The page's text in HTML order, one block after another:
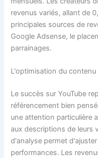
revenus variés, allant de
principales sources de
Google Adsense, le
parrainages.
L'optimisation du
Le succès sur YouTube
référencement bien
une attention particulière
aux descriptions de leurs
d'analyse permet
performances. Les